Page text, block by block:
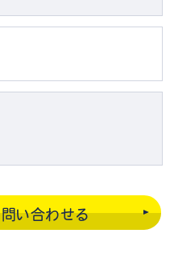
い合わせる